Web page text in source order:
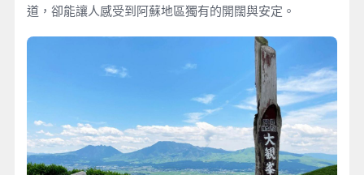
道，卻能讓人感受到阿蘇地區獨有的開闊與安定。